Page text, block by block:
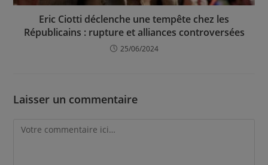
Eric Ciotti déclenche une tempête chez les
Républicains : rupture et alliances controversées
25/06/2024
Laisser un commentaire